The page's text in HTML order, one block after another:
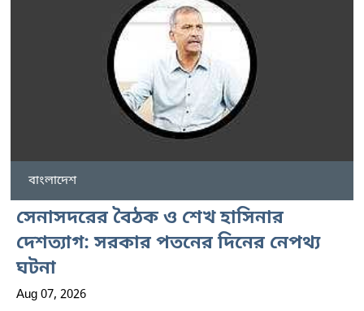
বাংলাদেশ
সেনাসদরের বৈঠক ও শেখ হাসিনার
দেশত্যাগ: সরকার পতনের দিনের নেপথ্য
ঘটনা
Aug 07, 2026